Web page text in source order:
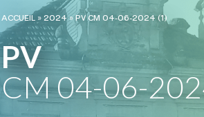
ACCUEIL»2024»PV CM 04-06-2024 (1)
PV
CM 04-06-